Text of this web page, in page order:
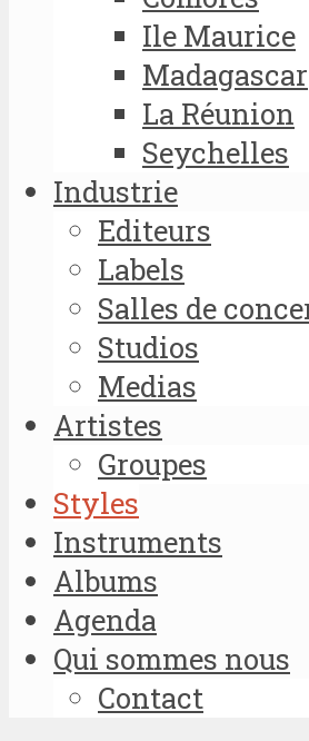
Ile Maurice
Madagascar
La Réunion
Seychelles
Industrie
Editeurs
Labels
Salles de
Studios
Medias
Artistes
Groupes
Styles
Instruments
Albums
Agenda
Qui sommes nous
Contact